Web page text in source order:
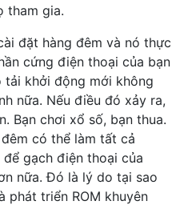
tham gia.
đặt hàng đêm và nó thực
cứng điện thoại của bạn
tải khởi động mới không
nữa. Nếu điều đó xảy ra,
Bạn chơi xổ số, bạn thua.
có thể làm tất cả
gạch điện thoại của
nữa. Đó là lý do tại sao
phát triển ROM khuyên